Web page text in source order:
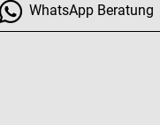
WhatsApp Beratung